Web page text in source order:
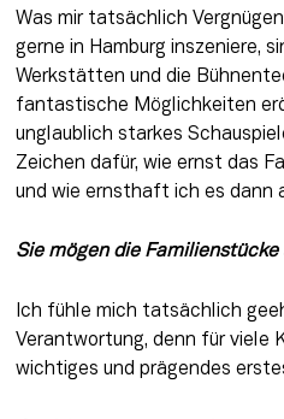
Was mir tatsächlich
gerne in Hamburg inszeniere,
Werkstätten und die
fantastische Möglichkeiten
unglaublich starkes
Zeichen dafür, wie ernst das
und wie ernsthaft ich es dann
Sie mögen die Familienstücke
Ich fühle mich tatsächlich
Verantwortung, denn für viele
wichtiges und prägendes